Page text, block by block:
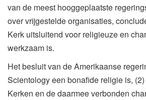
van de meest hooggeplaatste
over vrijgestelde organisaties,
Kerk uitsluitend voor religieuze en
werkzaam is.
Het besluit van de Amerikaanse
Scientology een bonafide religie is,
Kerken en de daarmee verbonden